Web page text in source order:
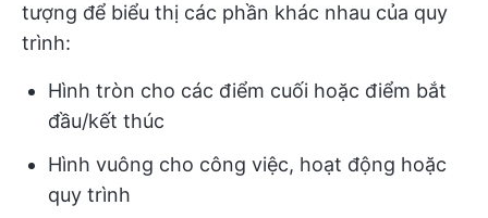
tượng để biểu thị các phần khác nhau của quy
trình:
Hình tròn cho các điểm cuối hoặc điểm bắt
đầu/kết thúc
Hình vuông cho công việc, hoạt động hoặc
quy trình